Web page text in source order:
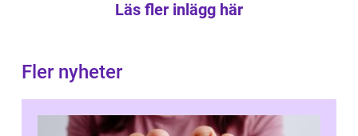
Läs fler inlägg här
Fler nyheter